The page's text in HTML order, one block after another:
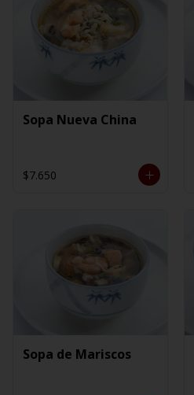
Sopa Nueva China
$7.650
Sopa de Mariscos